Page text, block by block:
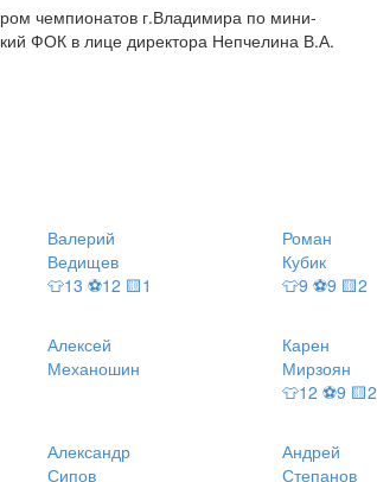
чемпионатов г.Владимира по мини-
ФОК в лице директора Непчелина В.А.
Валерий
Ведищев
👕13 ⚽12 🟨1
Роман
Кубик
👕9 ⚽9 🟨2
Алексей
Механошин
Карен
Мирзоян
👕12 ⚽9 🟨2
Александр
Сипов
Андрей
Степанов